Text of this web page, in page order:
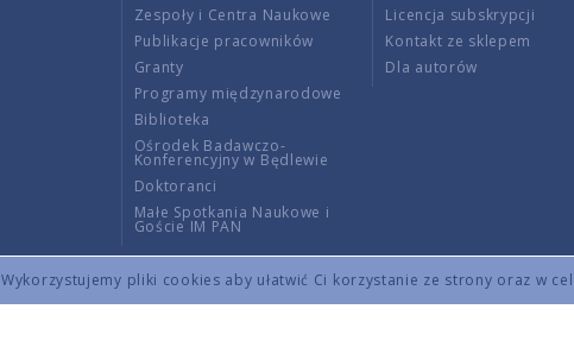
Wykorzystujemy pliki cookies aby ułatwić Ci korzystanie ze strony oraz w
Zespoły i Centra Naukowe
Publikacje pracowników
Granty
Programy międzynarodowe
Biblioteka
Ośrodek Badawczo-
Konferencyjny w Będlewie
Doktoranci
Małe Spotkania Naukowe i
Goście IM PAN
Licencja subskrypcji
Kontakt ze sklepem
Dla autorów